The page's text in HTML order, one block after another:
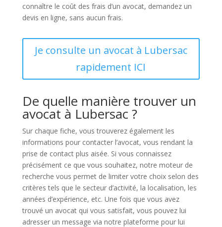
connaître le coût des frais d’un avocat, demandez un
devis en ligne, sans aucun frais.
Je consulte un avocat à Lubersac
rapidement ICI
De quelle manière trouver un
avocat à Lubersac ?
Sur chaque fiche, vous trouverez également les
informations pour contacter l’avocat, vous rendant la
prise de contact plus aisée. Si vous connaissez
précisément ce que vous souhaitez, notre moteur de
recherche vous permet de limiter votre choix selon des
critères tels que le secteur d’activité, la localisation, les
années d’expérience, etc. Une fois que vous avez
trouvé un avocat qui vous satisfait, vous pouvez lui
adresser un message via notre plateforme pour lui